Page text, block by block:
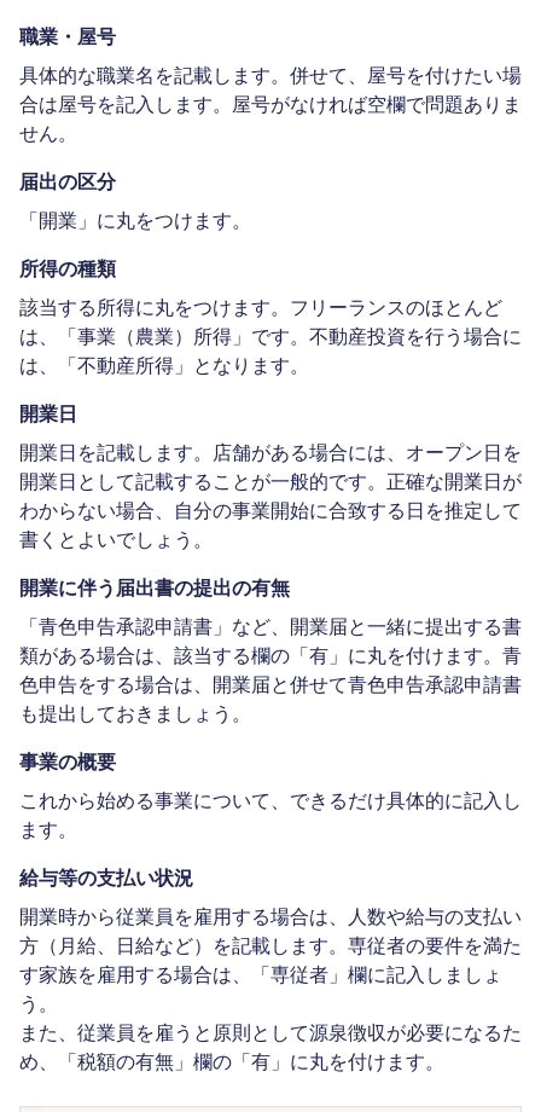
職業・屋号
具体的な職業名を記載します。併せて、屋号を付けたい場
合は屋号を記入します。屋号がなければ空欄で問題ありま
せん。
届出の区分
「開業」に丸をつけます。
所得の種類
該当する所得に丸をつけます。フリーランスのほとんど
は、「事業（農業）所得」です。不動産投資を行う場合に
は、「不動産所得」となります。
開業日
開業日を記載します。店舗がある場合には、オープン日を
開業日として記載することが一般的です。正確な開業日が
わからない場合、自分の事業開始に合致する日を推定して
書くとよいでしょう。
開業に伴う届出書の提出の有無
「青色申告承認申請書」など、開業届と一緒に提出する書
類がある場合は、該当する欄の「有」に丸を付けます。青
色申告をする場合は、開業届と併せて青色申告承認申請書
も提出しておきましょう。
事業の概要
これから始める事業について、できるだけ具体的に記入し
ます。
給与等の支払い状況
開業時から従業員を雇用する場合は、人数や給与の支払い
方（月給、日給など）を記載します。専従者の要件を満た
す家族を雇用する場合は、「専従者」欄に記入しましょ
う。
また、従業員を雇うと原則として源泉徴収が必要になるた
め、「税額の有無」欄の「有」に丸を付けます。